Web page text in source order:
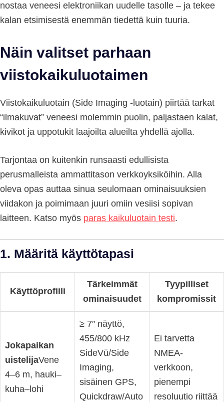
nostaa veneesi elektroniikan uudelle tasolle – ja tekee
kalan etsimisestä enemmän tiedettä kuin tuuria.
Näin valitset parhaan
viistokaikuluotaimen
Viistokaikuluotain (Side Imaging -luotain) piirtää tarkat
“ilmakuvat” veneesi molemmin puolin, paljastaen kalat,
kivikot ja uppotukit laajoilta alueilta yhdellä ajolla.
Tarjontaa on kuitenkin runsaasti edullisista
perusmalleista ammattitason verkko­yksiköihin. Alla
oleva opas auttaa sinua seulomaan ominaisuuksien
viidakon ja poimimaan juuri omiin vesiisi sopivan
laitteen. Katso myös paras kaikuluotain testi.
1. Määritä käyttötapasi
Käyttöprofiili
Tärkeimmät
ominaisuudet
Tyypilliset
kompromissit
Jokapaikan
uistelijaVene
4–6 m, hauki–
kuha–lohi
≥ 7″ näyttö,
455/800 kHz
SideVü/Side
Imaging,
sisäinen GPS,
Quickdraw/Auto
Ei tarvetta
NMEA-
verkkoon,
pienempi
resoluutio riittää